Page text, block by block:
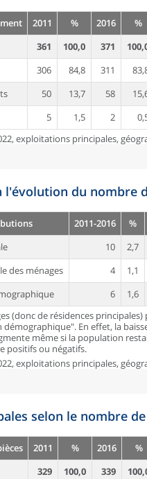
2011 % 2016 %
361 100,0 371
306 84,8 311
50 13,7 58
5 1,5 2
exploitations principales,
l'évolution du nombre
2011-2016 %
10 2,7
des ménages
4 1,1
6 1,6
(donc de résidences
En effet, la
même si la population
positifs ou négatifs.
exploitations principales,
selon le nombre
2011 % 2016 %
329 100,0 339